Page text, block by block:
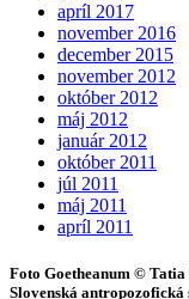
apríl 2017
november 2016
december 2015
november 2012
október 2012
máj 2012
január 2012
október 2011
júl 2011
máj 2011
apríl 2011
Foto Goetheanum ©
Slovenská